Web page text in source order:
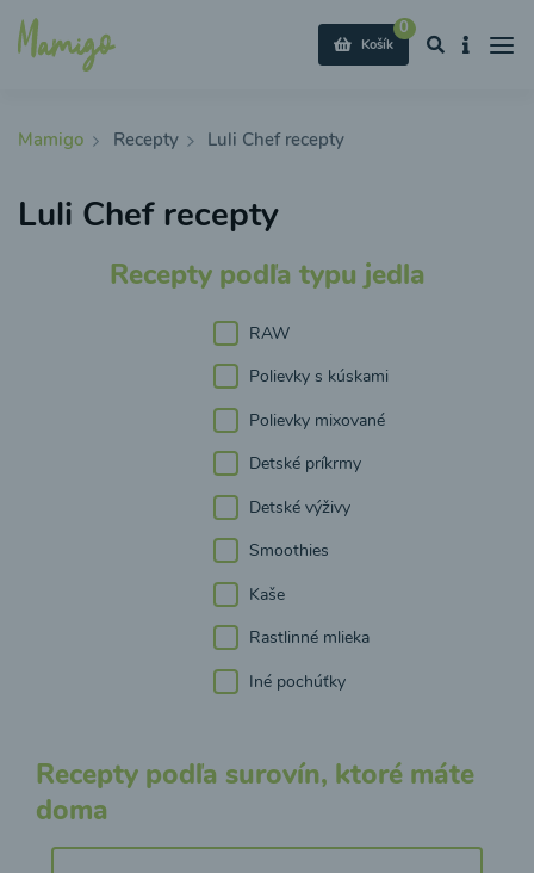
0
Košík
Mamigo Recepty Luli Chef recepty
Luli Chef recepty
Recepty podľa typu jedla
RAW
Polievky s kúskami
Polievky mixované
Detské príkrmy
Detské výživy
Smoothies
Kaše
Rastlinné mlieka
Iné pochúťky
Recepty podľa surovín, ktoré máte
doma